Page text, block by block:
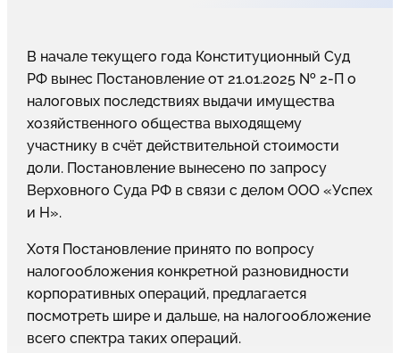
В начале текущего года Конституционный Суд
РФ вынес Постановление от 21.01.2025 № 2-П о
налоговых последствиях выдачи имущества
хозяйственного общества выходящему
участнику в счёт действительной стоимости
доли. Постановление вынесено по запросу
Верховного Суда РФ в связи с делом ООО «Успех
и Н».
Хотя Постановление принято по вопросу
налогообложения конкретной разновидности
корпоративных операций, предлагается
посмотреть шире и дальше, на налогообложение
всего спектра таких операций.